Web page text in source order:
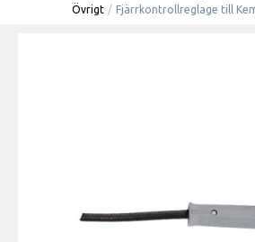
Övrigt / Fjärrkontrollreglage till